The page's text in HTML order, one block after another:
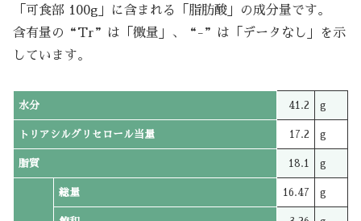
「可食部 100g」に含まれる「脂肪酸」の成分量です。
含有量の“Tr”は「微量」、“-”は「データなし」を示
しています。
水分 41.2 g
トリアシルグリセロール当量 17.2 g
脂質 18.1 g
総量 16.47 g